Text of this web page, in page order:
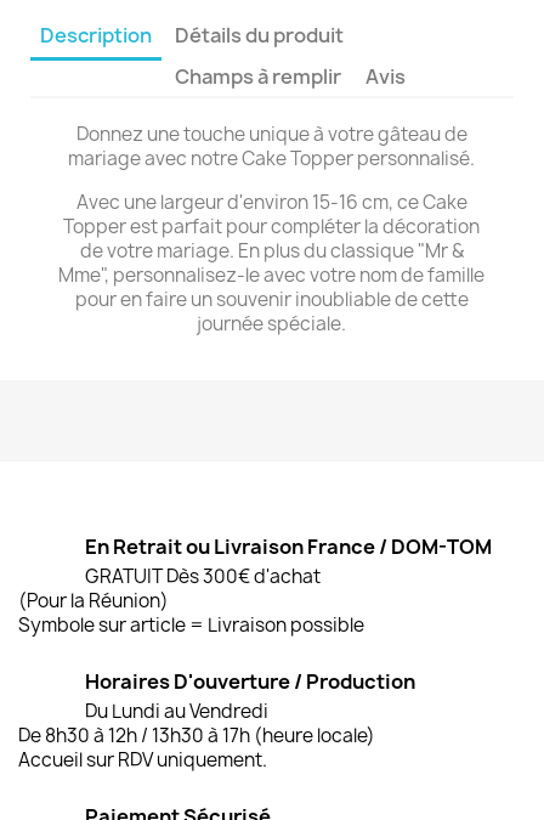
Description
Détails du produit
Champs à remplir
Avis
Donnez une touche unique à votre gâteau de
mariage avec notre Cake Topper personnalisé.
Avec une largeur d'environ 15-16 cm, ce Cake
Topper est parfait pour compléter la décoration
de votre mariage. En plus du classique "Mr &
Mme", personnalisez-le avec votre nom de famille
pour en faire un souvenir inoubliable de cette
journée spéciale.
En Retrait ou Livraison France / DOM-TOM
GRATUIT Dès 300€ d'achat
(Pour la Réunion)
Symbole sur article = Livraison possible
Horaires D'ouverture / Production
Du Lundi au Vendredi
De 8h30 à 12h / 13h30 à 17h (heure locale)
Accueil sur RDV uniquement.